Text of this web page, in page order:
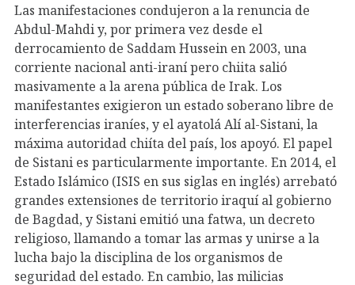
Las manifestaciones condujeron a la renuncia de
Abdul-Mahdi y, por primera vez desde el
derrocamiento de Saddam Hussein en 2003, una
corriente nacional anti-iraní pero chiita salió
masivamente a la arena pública de Irak. Los
manifestantes exigieron un estado soberano libre de
interferencias iraníes, y el ayatolá Alí al-Sistani, la
máxima autoridad chiíta del país, los apoyó. El papel
de Sistani es particularmente importante. En 2014, el
Estado Islámico (ISIS en sus siglas en inglés) arrebató
grandes extensiones de territorio iraquí al gobierno
de Bagdad, y Sistani emitió una fatwa, un decreto
religioso, llamando a tomar las armas y unirse a la
lucha bajo la disciplina de los organismos de
seguridad del estado. En cambio, las milicias